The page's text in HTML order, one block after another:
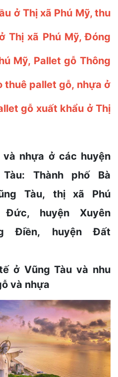
ở Thị xã Phú Mỹ, thu
Thị xã Phú Mỹ, Đóng
Mỹ, Pallet gỗ Thông
thuê pallet gỗ, nhựa ở
gỗ xuất khẩu ở Thị
nhựa ở các huyện
Thành phố Bà
Tàu, thị xã Phú
huyện Xuyên
Điền, huyện Đất
ở Vũng Tàu và nhu
và nhựa